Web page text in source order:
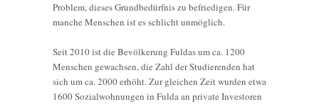
Problem, dieses Grundbedürfnis zu befriedigen. Für
manche Menschen ist es schlicht unmöglich.
Seit 2010 ist die Bevölkerung Fuldas um ca. 1200
Menschen gewachsen, die Zahl der Studierenden hat
sich um ca. 2000 erhöht. Zur gleichen Zeit wurden etwa
1600 Sozialwohnungen in Fulda an private Investoren